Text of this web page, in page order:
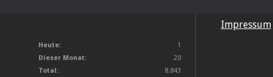
Heute:
1
Dieser Monat:
20
Total:
8.843
Impressum